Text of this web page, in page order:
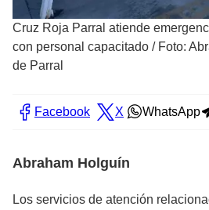
Cruz Roja Parral atiende
con personal capacitado / Foto:
de Parral
Facebook X WhatsApp
Abraham Holguín
Los servicios de atención